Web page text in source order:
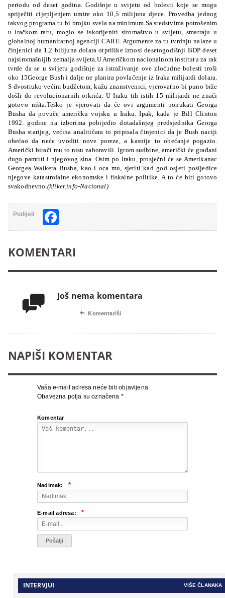
periodu od deset godina. Godišnje u svijetu od bolesti koje se mogu
spriječiti cijepljenjem umire oko 10,5 milijuna djece. Provedba jednog
takvog programa tu bi brojku svela na minimum.Sa sredstvima potrošenim
u Iračkom ratu, moglo se iskorijeniti siromaštvo u svijetu, smatraju u
globalnoj humanitarnoj agenciji CARE. Argumente za tu tvrdnju nalaze u
činjenici da 1,2 bilijuna dolara otprilike iznosi desetogodišnji BDP deset
najsiromašnijih zemalja svijeta.U Američkom nacionalnom institutu za rak
tvrde da se u svijetu godišnje za istraživanje ove zloćudne bolesti troši
oko 15George Bush i dalje ne planira povlačenje iz Iraka milijardi dolara.
S dvostruko većim budžetom, kažu znanstvenici, vjerovatno bi puno brže
došli do revolucionarnih otkrića. U Iraku tih istih 15 milijardi ne znači
gotovo ništa.Teško je vjerovati da će ovi argumenti ponukati Georga
Busha da povuče američku vojsku u Iraku. Ipak, kada je Bill Clinton
1992. godine na izborima pobijedio dotadašnjeg predsjednika Georga
Busha starijeg, većina analitičara to pripisala činjenici da je Bush naciji
obećao da neće uvoditi nove poreze, a kasnije to obećanje pogazio.
Američki birači mu to nisu zaboravili. Igrom sudbine, američki će građani
dugo pamtiti i njegovog sina. Osim po Iraku, prosječni će se Amerikanac
Georgea Walkera Busha, kao i oca mu, sjetiti kad god osjeti posljedice
njegove katastrofalne ekonomske i fiskalne politike. A to će biti gotovo
svakodnevno .(kliker.info-Nacional)
Podijeli
KOMENTARI
 Još nema komentara
 Komentariši
NAPIŠI KOMENTAR
Vaša e-mail adresa neće biti objavljena.
Obavezna polja su označena *
Komentar
Nadimak: *
E-mail adresa: *
INTERVJUI VIŠE ČLANAKA